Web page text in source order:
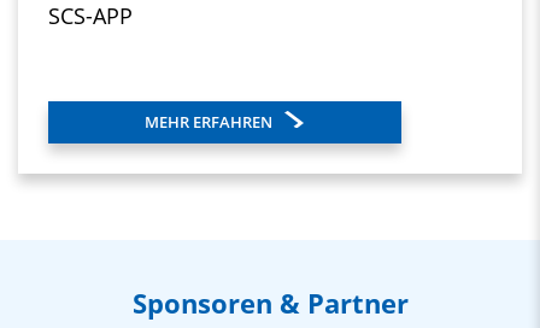
SCS-APP
MEHR ERFAHREN
Sponsoren & Partner